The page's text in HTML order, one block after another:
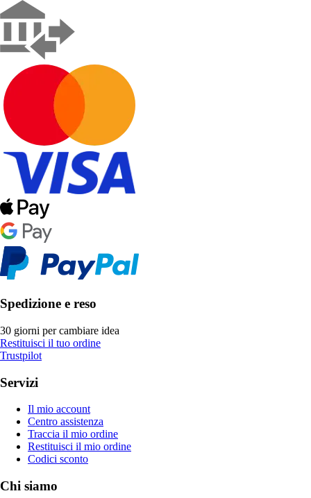
Spedizione e reso
30 giorni per cambiare idea
Restituisci il tuo ordine
Trustpilot
Servizi
Il mio account
Centro assistenza
Traccia il mio ordine
Restituisci il mio ordine
Codici sconto
Chi siamo